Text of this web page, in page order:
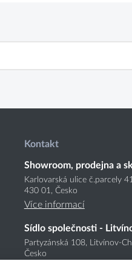
Kontakt
Showroom, prodejna a
Karlovarská ulice č.parcely
430 01, Česko
Více informací
Sídlo společnosti -
Partyzánská 108, Litvínov-
Česko